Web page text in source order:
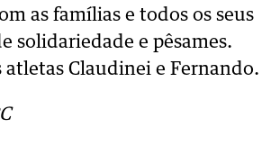
as famílias e todos os seus
solidariedade e pêsames.
Claudinei e Fernando.